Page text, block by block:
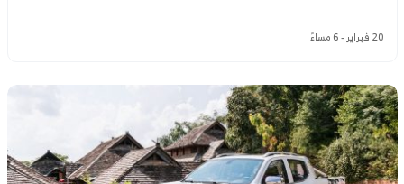
20 فبراير - 6 مساءً